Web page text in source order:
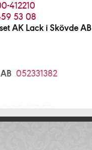
412210
53 08
AK Lack i Skövde AB
052331382
AB